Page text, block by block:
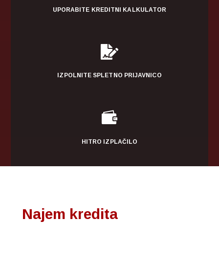
UPORABITE KREDITNI KALKULATOR

IZPOLNITE SPLETNO PRIJAVNICO

HITRO IZPLAČILO
Najem kredita